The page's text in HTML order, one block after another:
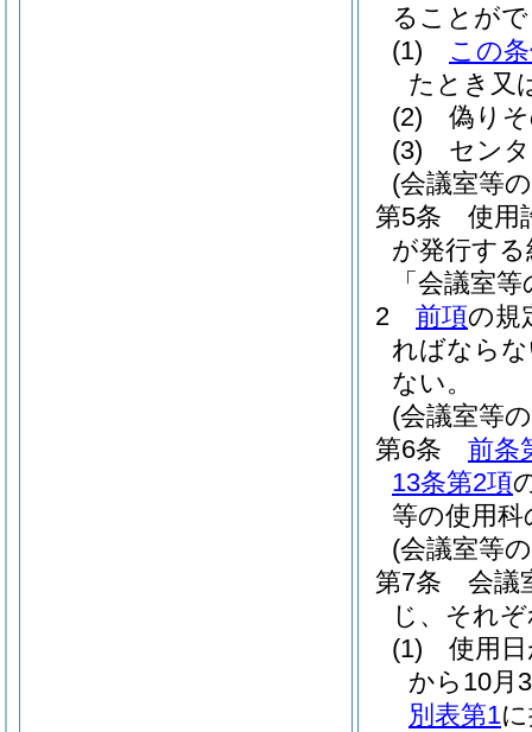
ることが
(1)
この
たとき又
(2)
偽り
(3)
セン
(会議室等
第5条
使用
が発行す
「会議室
2
前項の規
ればなら
ない。
(会議室等
第6条
前条
13条第2項
等の使用
(会議室等
第7条
会議
じ、それ
(1)
使用
から10月
別表第1